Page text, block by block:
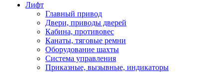
Лифт
Главный привод
Двери, приводы дверей
Кабина, противовес
Канаты, тяговые ремни
Оборудование шахты
Система управления
Приказные, вызывные, индикаторы